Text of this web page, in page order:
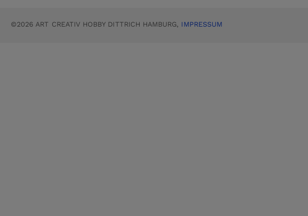
©2026 ART CREATIV HOBBY DITTRICH HAMBURG, IMPRESSUM